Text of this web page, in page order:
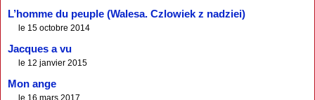
L’homme du peuple (Walesa. Czlowiek z nadziei)
le 15 octobre 2014
Jacques a vu
le 12 janvier 2015
Mon ange
le 16 mars 2017